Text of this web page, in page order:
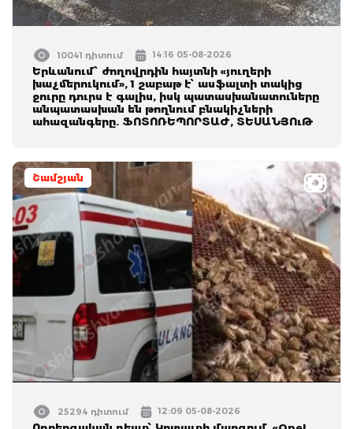
10041 դիտում 14:16 05-08-2026
Երևանում՝ ժողովրդին հայտնի «յուղերի
խաչմերուկում», 1 շաբաթ է՝ ասֆալտի տակից
ջուրը դուրս է գալիս, իսկ պատասխանատուները
անպատասխան են թողնում բնակիչների
ահազանգերը. ՖՈՏՈՌԵՊՈՐՏԱԺ, ՏԵՍԱՆՅՈւԹ
Շամշյան
25294 դիտում 12:09 05-08-2026